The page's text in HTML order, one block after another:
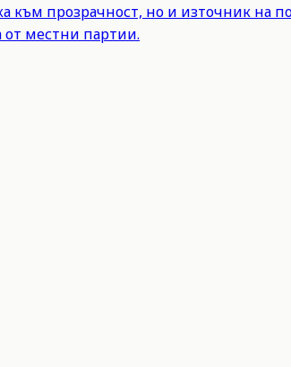
към прозрачност, но и източник на
местни партии.